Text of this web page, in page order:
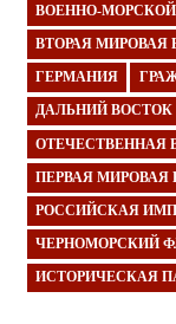
ВОЕННО-
ВТОРАЯ МИРОВАЯ
ГЕРМАНИЯ
ДАЛЬНИЙ ВОСТОК
ОТЕЧЕСТВЕННАЯ
ПЕРВАЯ МИРОВАЯ
РОССИЙСКАЯ
ЧЕРНОМОРСКИЙ
ИСТОРИЧЕСКАЯ